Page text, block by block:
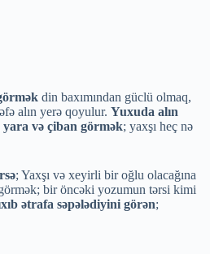
din baxımından güclü olmaq,
alın yerə qoyulur. Yuxuda alın
yara və çiban görmək; yaxşı heç nə
; Yaxşı və xeyirli bir oğlu olacağına
bir öncəki yozumun tərsi kimi
ətrafa səpələdiyini görən;